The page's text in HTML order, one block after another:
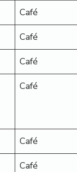
Café
Café
Café
Café
Café
Café